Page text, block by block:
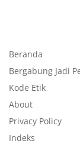
Beranda
Bergabung Jadi
Kode Etik
About
Privacy Policy
Indeks